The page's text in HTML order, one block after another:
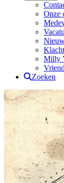
Onze
Milly
Zoeken